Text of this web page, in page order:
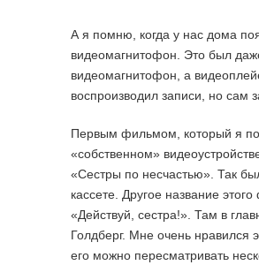
А я помню, когда у нас дома
видеомагнитофон. Это был
видеомагнитофон, а
воспроизводил записи, но сам
Первым фильмом, который я
«собственном»
«Сестры по несчастью». Так
кассете. Другое название
«Действуй, сестра!». Там в
Голдберг. Мне очень нравился
его можно пересматривать